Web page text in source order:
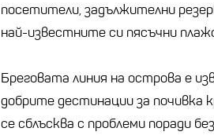
посетители, задължителни
най-известните си пясъчни
Бреговата линия на острова е
добрите дестинации за
се сблъсква с проблеми поради